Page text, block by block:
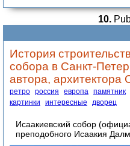
10.
История
собора в Санкт-
автора,
ретро россия европа памятник
картинки
интересные дворец
Исаакиевский собор
преподобного Исаакия